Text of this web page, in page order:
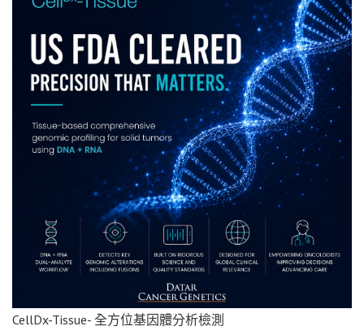
CellDx-Tissue- 全方位基因體分析檢測